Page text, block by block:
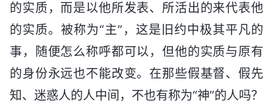
的实质，而是以他所发表、所活出的来代表他
的实质。被称为“主”，这是旧约中极其平凡的
事，随便怎么称呼都可以，但他的实质与原有
的身份永远也不能改变。在那些假基督、假先
知、迷惑人的人中间，不也有称为“神”的人吗？